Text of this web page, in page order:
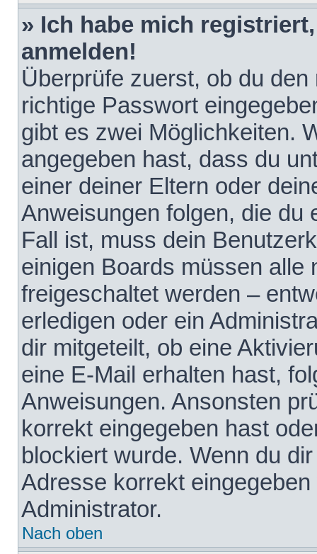
» Ich habe mich
anmelden!
Überprüfe zuerst, ob du
richtige Passwort
gibt es zwei Möglichkeiten.
angegeben hast, dass du
einer deiner Eltern oder
Anweisungen folgen, die du
Fall ist, muss dein
einigen Boards müssen alle
freigeschaltet werden –
erledigen oder ein
dir mitgeteilt, ob eine
eine E-Mail erhalten hast,
Anweisungen. Ansonsten
korrekt eingegeben hast
blockiert wurde. Wenn du
Adresse korrekt
Administrator.
Nach oben